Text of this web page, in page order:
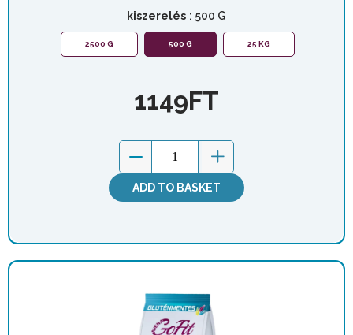
kiszerelés : 500 G
2500 G 500 G 25 KG
1149FT
ADD TO BASKET